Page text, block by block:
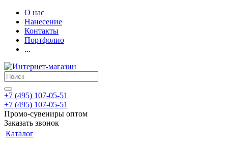
О нас
Нанесение
Контакты
Портфолио
...
+7 (495) 107-05-51
+7 (495) 107-05-51
Промо-сувениры оптом
Заказать звонок
Каталог